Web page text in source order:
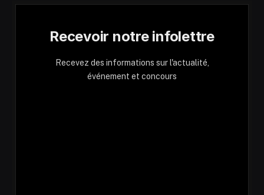
Recevoir notre infolettre
Recevez des informations sur l'actualité,
événement et concours